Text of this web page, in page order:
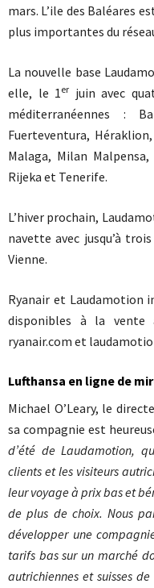
mars. L’ile des Baléares
plus importantes du
La nouvelle base
elle, le 1er juin avec
méditerranéennes :
Fuerteventura,
Malaga, Milan
Rijeka et Tenerife.
L’hiver prochain,
navette avec jusqu’à
Vienne.
Ryanair et Laudamotion
disponibles à la
ryanair.com et
Lufthansa en ligne de
Michael O’Leary, le
sa compagnie est
d’été de Laudamotion,
clients et les visiteurs
leur voyage à prix bas et
de plus de choix. Nous
développer une
tarifs bas sur un marché
autrichiennes et suisses